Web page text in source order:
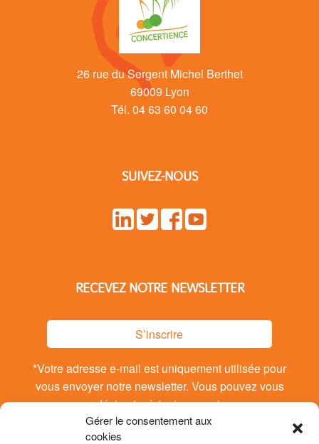
Gérer le consentement aux
cookies
26 rue du Sergent Michel Berthet
69009 Lyon
Tél. 04 63 60 04 60
SUIVEZ-NOUS
RECEVEZ NOTRE NEWSLETTER
S’inscrire
*Votre adresse e-mail est uniquement utilisée pour
vous envoyer notre newsletter. Vous pouvez vous
désinsrire à tout moment.